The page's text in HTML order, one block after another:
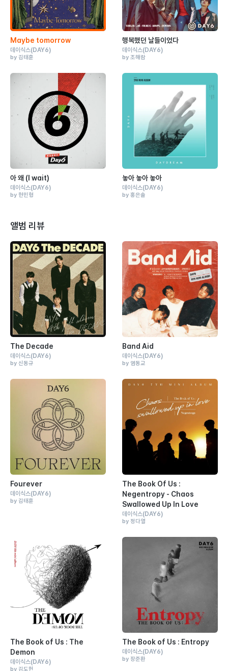
Maybe tomorrow
데이식스(DAY6)
by 김태훈
행복했던 날들이었다
데이식스(DAY6)
by 조해람
아 왜 (I wait)
데이식스(DAY6)
by 현민형
놓아 놓아 놓아
데이식스(DAY6)
by 홍은솔
앨범 리뷰
The Decade
데이식스(DAY6)
by 신동규
Band Aid
데이식스(DAY6)
by 염동교
Fourever
데이식스(DAY6)
by 김태훈
The Book Of Us :
Negentropy - Chaos
Swallowed Up In Love
데이식스(DAY6)
by 정다열
The Book of Us : The
Demon
데이식스(DAY6)
by 김도헌
The Book of Us : Entropy
데이식스(DAY6)
by 장준환